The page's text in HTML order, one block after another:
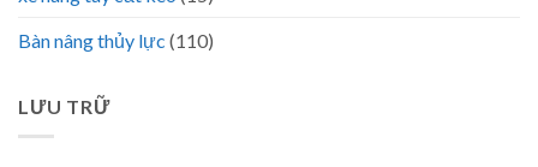
Bàn nâng thủy lực (110)
LƯU TRỮ